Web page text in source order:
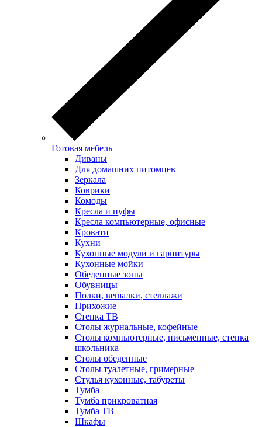
Готовая мебель
Диваны
Для домашних питомцев
Зеркала
Коврики
Комоды
Кресла и пуфы
Кресла компьютерные, офисные
Кровати
Кухни
Кухонные модули и гарнитуры
Кухонные мойки
Обеденные зоны
Обувницы
Полки, вешалки, стеллажи
Прихожие
Стенка ТВ
Столы журнальные, кофейные
Столы компьютерные, письменные, стенка
школьника
Столы обеденные
Столы туалетные, гримерные
Стулья кухонные, табуреты
Тумба
Тумба прикроватная
Тумба ТВ
Шкафы